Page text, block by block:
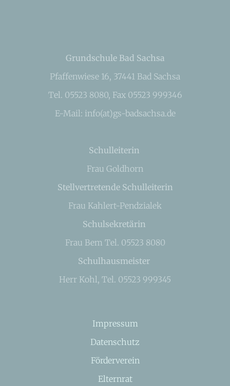
Grundschule Bad Sachsa
Pfaffenwiese 16, 37441 Bad Sachsa
Tel. 05523 8080, Fax 05523 999346
E-Mail: info(at)gs-badsachsa.de
Schulleiterin
Frau Goldhorn
Stellvertretende Schulleiterin
Frau Kahlert-Pendzialek
Schulsekretärin
Frau Bem Tel. 05523 8080
Schulhausmeister
Herr Kohl, Tel. 05523 999345
Impressum
Datenschutz
Förderverein
Elternrat